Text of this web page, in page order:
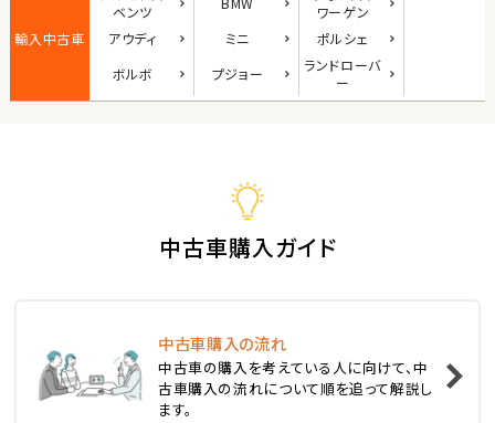
2
ロードスター
ホンダ
S660
1位
輸入中古車
ベンツ
ワーゲン
アウディ
ミニ
ポルシェ
ボルボ
プジョー ランドローバ
ー
中古車購入ガイド
中古車購入の流れ
中古車の購入を考えている人に向けて、中
古車購入の流れについて順を追って解説し
ます。